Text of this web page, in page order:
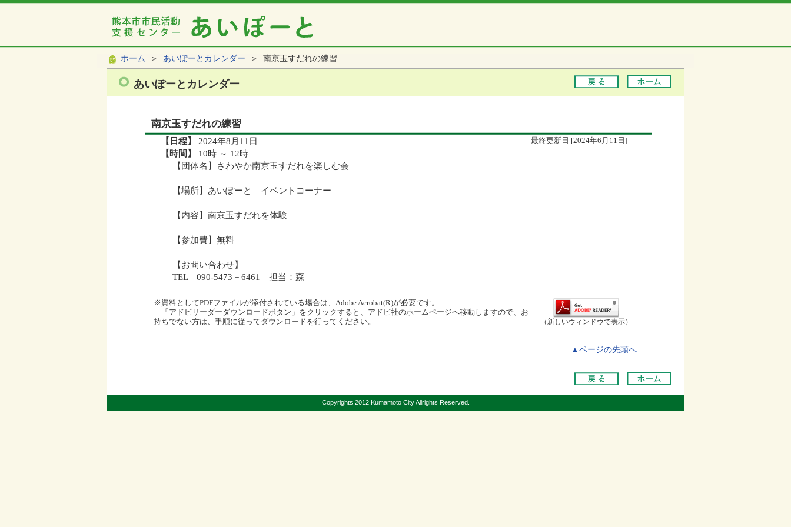
ホーム ＞ あいぽーとカレンダー ＞ 南京玉すだれの練習
あいぽーとカレンダー
南京玉すだれの練習
【日程】 2024年8月11日 最終更新日 [2024年6月11日]
【時間】
10時 ～ 12時
【団体名】さわやか南京玉すだれを楽しむ会
【場所】あいぽーと イベントコーナー
【内容】南京玉すだれを体験
【参加費】無料
【お問い合わせ】
TEL 090-5473－6461 担当：森
※資料としてPDFファイルが添付されている場合は、Adobe Acrobat(R)が必要です。
「アドビリーダーダウンロードボタン」をクリックすると、アドビ社のホームページへ移動しますので、お
持ちでない方は、手順に従ってダウンロードを行ってください。
（新しいウィンドウで表示）
▲ページの先頭へ
Copyrights 2012 Kumamoto City Allrights Reserved.